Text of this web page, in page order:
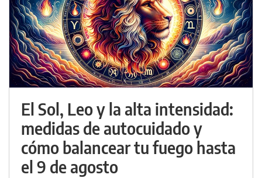
El Sol, Leo y la alta intensidad:
medidas de autocuidado y
cómo balancear tu fuego hasta
el 9 de agosto